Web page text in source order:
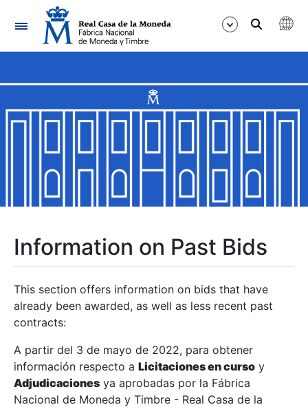
Navigation
Show/Hide
Show/Hide
Show/Hide
Show/Hide
Show/Hide
Information on Past Bids
This section offers information on bids that have
already been awarded, as well as less recent past
contracts:
A partir del 3 de mayo de 2022, para obtener
información respecto a Licitaciones en curso y
Adjudicaciones ya aprobadas por la Fábrica
Nacional de Moneda y Timbre - Real Casa de la